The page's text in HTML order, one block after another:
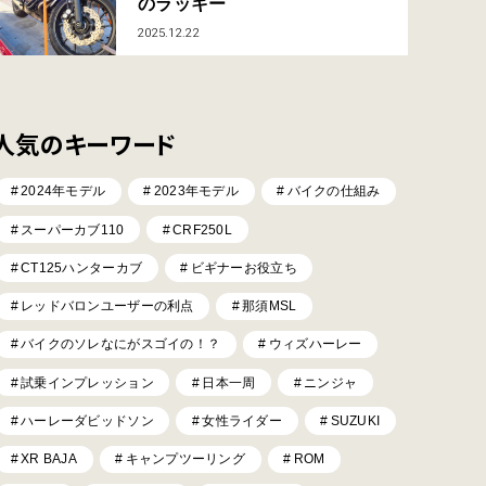
2025.12.22
気のキーワード
2024年モデル 2023年モデル バイクの仕組み
スーパーカブ110 CRF250L
CT125ハンターカブ ビギナーお役立ち
レッドバロンユーザーの利点 那須MSL
バイクのソレなにがスゴイの！？ ウィズハーレー
試乗インプレッション 日本一周 ニンジャ
ハーレーダビッドソン 女性ライダー SUZUKI
XR BAJA キャンプツーリング ROM